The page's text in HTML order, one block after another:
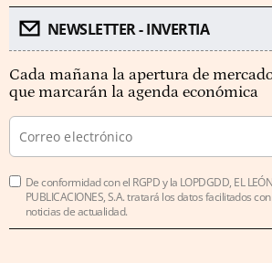
NEWSLETTER - INVERTIA
Cada mañana la apertura de
que marcarán la agenda económica
De conformidad con el RGPD y la LOPDGDD, EL
PUBLICACIONES, S.A. tratará los datos facilitados
noticias de actualidad.